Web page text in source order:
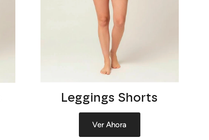
Leggings Shorts
Ver Ahora